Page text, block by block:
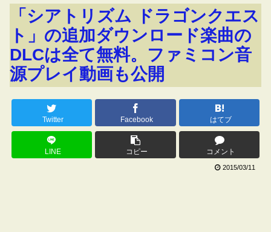
「シアトリズム ドラゴンクエス
ト」の追加ダウンロード楽曲の
DLCは全て無料。ファミコン音
源プレイ動画も公開
Twitter Facebook はてブ
LINE コピー コメント
2015/03/11